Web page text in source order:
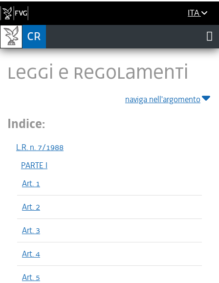
ITA
LEGGI E REGOLAMENTI
naviga nell'argomento
Indice:
L.R. n. 7/1988
PARTE I
Art. 1
Art. 2
Art. 3
Art. 4
Art. 5